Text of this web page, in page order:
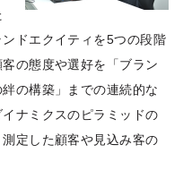
ドエクイティを5つの段階
の態度や選好を「ブラン
の構築」までの連続的な
ナミクスのピラミッドの
定した顧客や見込み客の